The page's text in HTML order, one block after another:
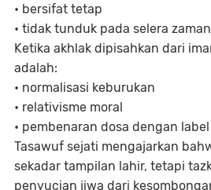
• bersifat tetap
• tidak tunduk pada selera zaman
Ketika akhlak dipisahkan dari
adalah:
• normalisasi keburukan
• relativisme moral
• pembenaran dosa dengan
Tasawuf sejati mengajarkan
sekadar tampilan lahir, tetapi
penyucian jiwa dari